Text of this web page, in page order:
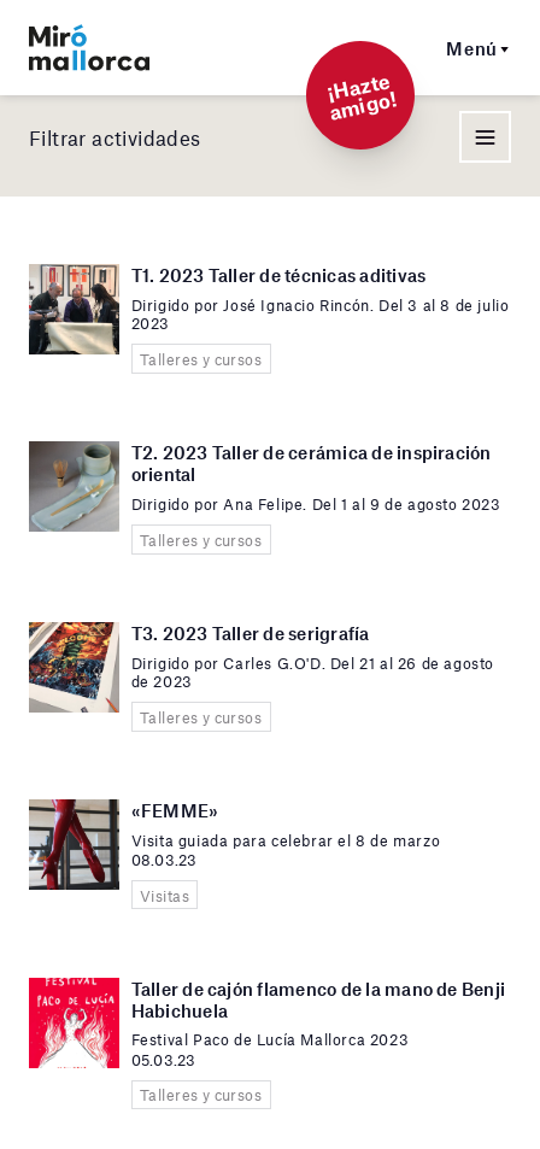
Menú
¡
Hazt
e
a
mi
g
o!
Filtrar actividades
T1. 2023 Taller de técnicas aditivas
Dirigido por José Ignacio Rincón. Del 3 al 8 de julio
2023
Talleres y cursos
T2. 2023 Taller de cerámica de inspiración
oriental
Dirigido por Ana Felipe. Del 1 al 9 de agosto 2023
Talleres y cursos
T3. 2023 Taller de serigrafía
Dirigido por Carles G.O'D. Del 21 al 26 de agosto
de 2023
Talleres y cursos
«FEMME»
Visita guiada para celebrar el 8 de marzo
08.03.23
Visitas
Taller de cajón flamenco de la mano de Benji
Habichuela
Festival Paco de Lucía Mallorca 2023
05.03.23
Talleres y cursos